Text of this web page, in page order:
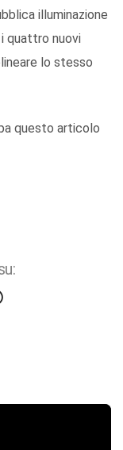
illuminazione
quattro nuovi
lo stesso
questo articolo